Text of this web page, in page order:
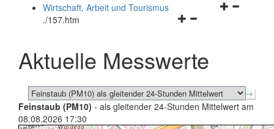
schließen
Navigationsmenü
schließen
Wirtschaft, Arbeit und Tourismus
./157.htm
Aktuelle Messwerte
Feinstaub (PM10) - als gleitender 24-Stunden Mittelwert am
08.08.2026 17:30